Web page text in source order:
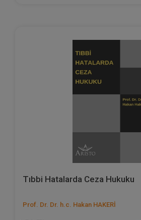
Tıbbi Hatalarda Ceza Hukuku
Prof. Dr. Dr. h.c. Hakan HAKERİ